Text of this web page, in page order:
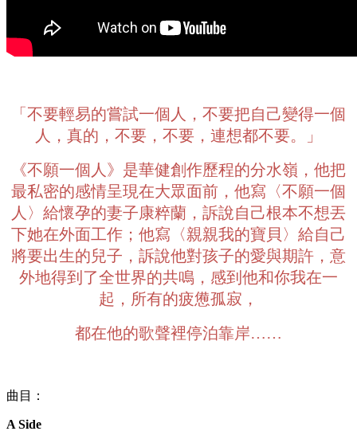
「不要輕易的嘗試一個人，不要把自己變得一個
人，真的，不要，不要，連想都不要。」
《不願一個人》是華健創作歷程的分水嶺，他把
最私密的感情呈現在大眾面前，他寫〈不願一個
人〉給懷孕的妻子康粹蘭，訴說自己根本不想丟
下她在外面工作；他寫〈親親我的寶貝〉給自己
將要出生的兒子，訴說他對孩子的愛與期許，意
外地得到了全世界的共鳴，感到他和你我在一
起，所有的疲憊孤寂，
都在他的歌聲裡停泊靠岸……
曲目：
A Side